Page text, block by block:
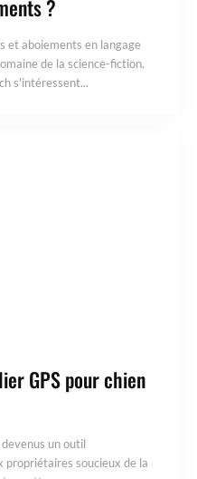
?
et aboiements en langage
de la science-fiction.
s'intéressent...
GPS pour chien
un outil
propriétaires soucieux de la